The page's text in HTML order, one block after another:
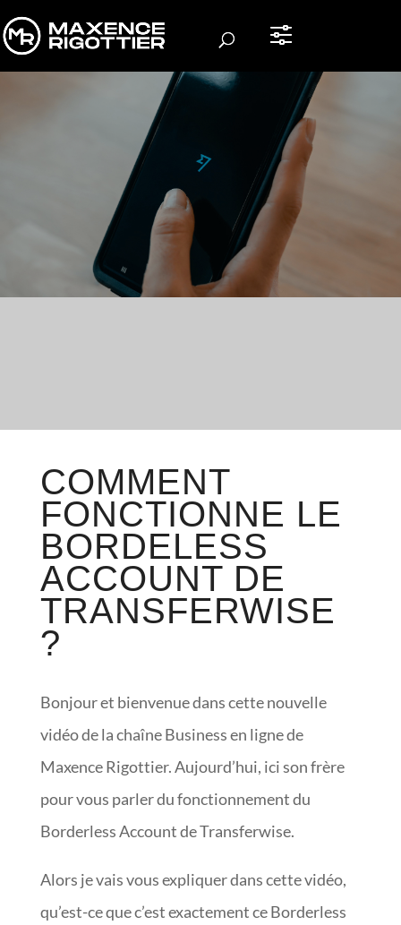
COMMENT
FONCTIONNE LE
BORDELESS
ACCOUNT DE
TRANSFERWISE
?
Bonjour et bienvenue dans cette nouvelle
vidéo de la chaîne Business en ligne de
Maxence Rigottier. Aujourd’hui, ici son frère
pour vous parler du fonctionnement du
Borderless Account de Transferwise.
Alors je vais vous expliquer dans cette vidéo,
qu’est-ce que c’est exactement ce Borderless